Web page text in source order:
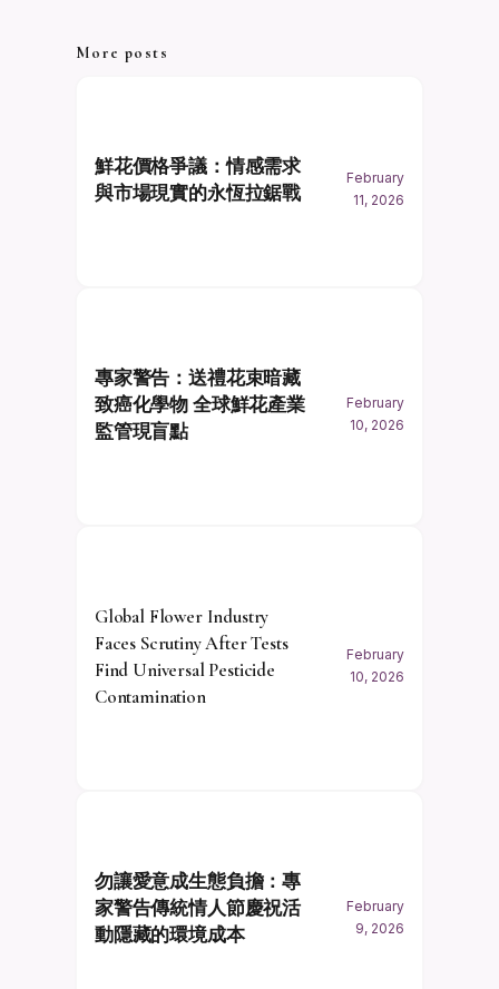
More posts
鮮花價格爭議：情感需求
與市場現實的永恆拉鋸戰
February
11, 2026
專家警告：送禮花束暗藏
致癌化學物 全球鮮花產業
監管現盲點
February
10, 2026
Global Flower Industry
Faces Scrutiny After Tests
Find Universal Pesticide
Contamination
February
10, 2026
勿讓愛意成生態負擔：專
家警告傳統情人節慶祝活
動隱藏的環境成本
February
9, 2026